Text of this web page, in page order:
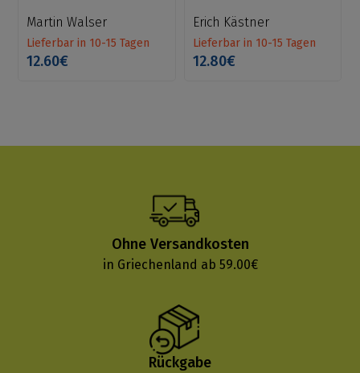
Martin Walser
Lieferbar in 10-15 Tagen
12.60€
Erich Kästner
Lieferbar in 10-15 Tagen
12.80€
Ohne Versandkosten
in Griechenland ab 59.00€
Rückgabe